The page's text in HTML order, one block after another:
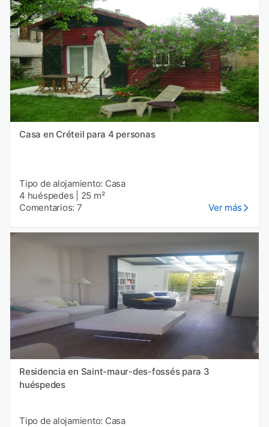
Casa en Créteil para 4 personas
Tipo de alojamiento: Casa
4 huéspedes
25 m²
Comentarios: 7
Ver más
Residencia en Saint-maur-des-fossés para 3
huéspedes
Tipo de alojamiento: Casa